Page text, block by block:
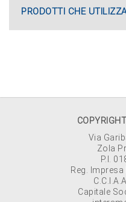
PRODOTTI CHE
Via
Zola
P.I.
Reg.
Capitale